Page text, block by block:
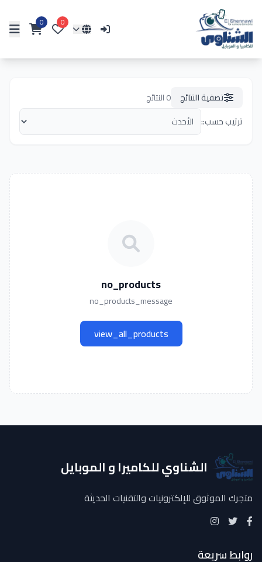
0
0
تصفية النتائج 0النتائج
ترتيب حسب::
no_products
no_products_message
view_all_products
الشناوي للكاميرا و الموبايل
متجرك الموثوق للإلكترونيات والتقنيات الحديثة
روابط سريعة